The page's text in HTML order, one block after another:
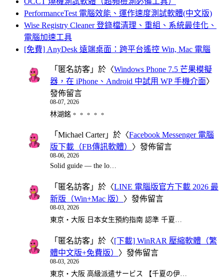
PerformanceTest 電腦效能、運作速度測試軟體(中文版)
Wise Registry Cleaner 登錄檔清理、重組、系統最佳化、
電腦加速工具
[免費] AnyDesk 遠端桌面：跨平台遙控 Win, Mac 電腦
「 匿名訪客 」於〈Windows Phone 7.5 芒果模擬
器，在 iPhone、Android 中試用 WP 手機介面〉
發佈留言
08-07, 2026
林湖銘。。。。。
「 Michael Carter」於〈Facebook Messenger 電腦
版下載（FB傳訊軟體） 〉發佈留言
08-06, 2026
Solid guide — the lo…
「 匿名訪客 」於〈LINE 電腦版官方下載 2026 最
新版（Win+Mac 版） 〉發佈留言
08-03, 2026
東京・大阪 日本女生預約指南 認準 千夏…
「 匿名訪客 」於〈[下載] WinRAR 壓縮軟體（繁
體中文版+免費版） 〉發佈留言
08-03, 2026
東京・大阪 高級派遣サービス 【千夏の伊…